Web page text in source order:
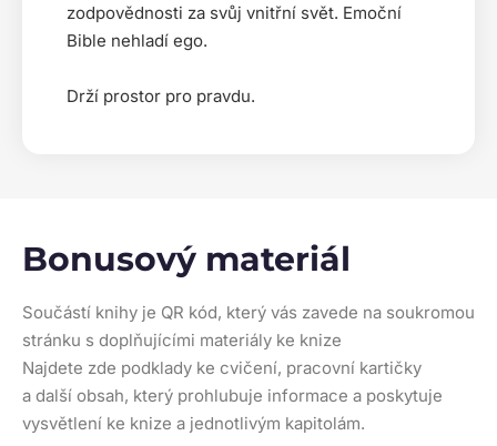
zodpovědnosti za svůj vnitřní svět. Emoční
Bible nehladí ego.
Drží prostor pro pravdu.
Bonusový materiál
Součástí knihy je QR kód, který vás zavede na soukromou
stránku s doplňujícími materiály ke knize
Najdete zde podklady ke cvičení, pracovní kartičky
a další obsah, který prohlubuje informace a poskytuje
vysvětlení ke knize a jednotlivým kapitolám.